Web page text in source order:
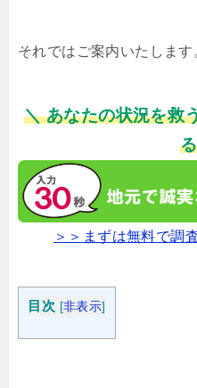
それではご案内いたします
＼ あなたの状況を救
＞＞まずは無料で調
目次 [非表示]